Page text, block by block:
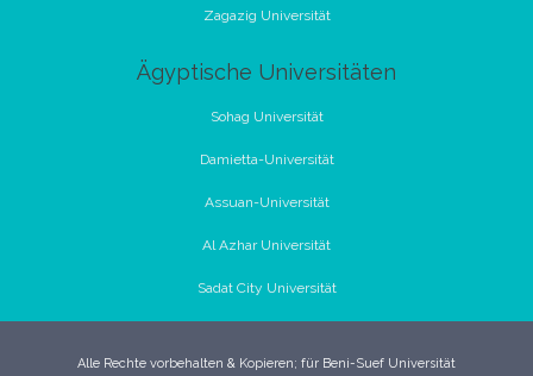
Zagazig Universität
Ägyptische Universitäten
Sohag Universität
Damietta-Universität
Assuan-Universität
Al Azhar Universität
Sadat City Universität
Alle Rechte vorbehalten & Kopieren; für Beni-Suef Universität